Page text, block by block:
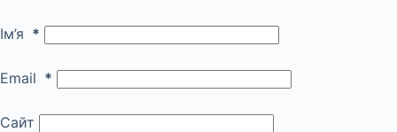
Ім’я *
Email *
Сайт